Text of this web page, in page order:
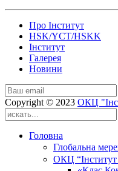
Про Інститут
HSK/YCT/HSKK
Інститут
Галерея
Новини
Copyright © 2023 ОКЦ
Головна
Глобальна
ОКЦ “Інститут